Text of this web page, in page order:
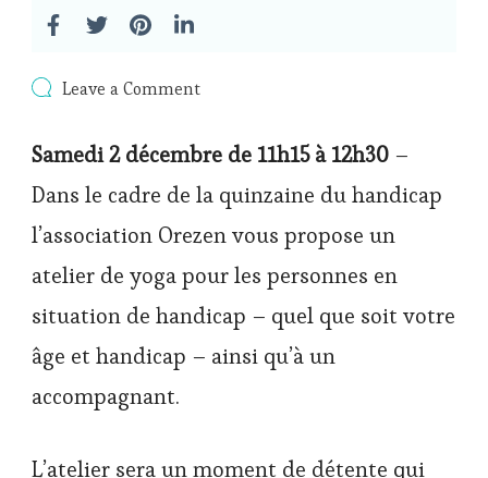
Leave a Commenton
du
:
de
Yoga
&
sophro
pour
tous
Samedi 2 décembre de 11h15 à 12h30 –
Dans le cadre de la quinzaine du handicap
l’association Orezen vous propose un
atelier de yoga pour les personnes en
situation de handicap – quel que soit votre
âge et handicap – ainsi qu’à un
accompagnant.
L’atelier sera un moment de détente qui